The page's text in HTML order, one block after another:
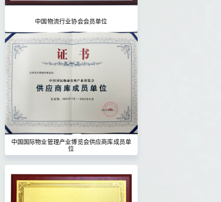
中国物流行业协会会员单位
中国国际物业管理产业博览会供应商库成员单
位